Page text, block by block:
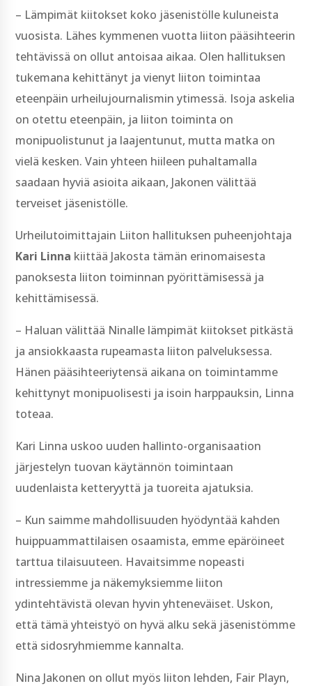
– Lämpimät kiitokset koko jäsenistölle kuluneista
vuosista. Lähes kymmenen vuotta liiton pääsihteerin
tehtävissä on ollut antoisaa aikaa. Olen hallituksen
tukemana kehittänyt ja vienyt liiton toimintaa
eteenpäin urheilujournalismin ytimessä. Isoja askelia
on otettu eteenpäin, ja liiton toiminta on
monipuolistunut ja laajentunut, mutta matka on
vielä kesken. Vain yhteen hiileen puhaltamalla
saadaan hyviä asioita aikaan, Jakonen välittää
terveiset jäsenistölle.
Urheilutoimittajain Liiton hallituksen puheenjohtaja
Kari Linna kiittää Jakosta tämän erinomaisesta
panoksesta liiton toiminnan pyörittämisessä ja
kehittämisessä.
– Haluan välittää Ninalle lämpimät kiitokset pitkästä
ja ansiokkaasta rupeamasta liiton palveluksessa.
Hänen pääsihteeriytensä aikana on toimintamme
kehittynyt monipuolisesti ja isoin harppauksin, Linna
toteaa.
Kari Linna uskoo uuden hallinto-organisaation
järjestelyn tuovan käytännön toimintaan
uudenlaista ketteryyttä ja tuoreita ajatuksia.
– Kun saimme mahdollisuuden hyödyntää kahden
huippuammattilaisen osaamista, emme epäröineet
tarttua tilaisuuteen. Havaitsimme nopeasti
intressiemme ja näkemyksiemme liiton
ydintehtävistä olevan hyvin yhteneväiset. Uskon,
että tämä yhteistyö on hyvä alku sekä jäsenistömme
että sidosryhmiemme kannalta.
Nina Jakonen on ollut myös liiton lehden, Fair Playn,